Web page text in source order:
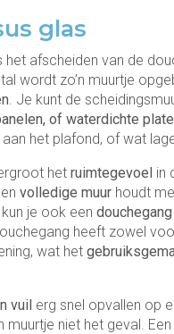
glas
het afscheiden van de
wordt zo’n muurtje
. Je kunt de
of waterdichte
het plafond, of wat
het ruimtegevoel in
volledige muur houdt
je ook een douchegang
heeft zowel
wat het
vuil erg snel opvallen op
muurtje niet het geval.